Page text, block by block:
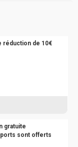
réduction de 10€
gratuite
sont offerts